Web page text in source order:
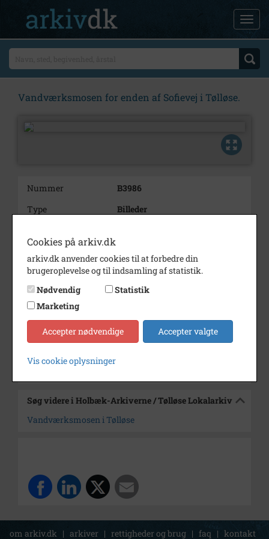
Vandværksmosen for enden af Sofievej i Tølløse.
Nummer
B3986
Type
Billeder
Periode
1965 - 1970
Dateringsnote
ca. 1968
Fotograf
Arkiv
Holbæk-Arkiverne / Tølløse
Lokalarkiv
Kontakt arkivet
Søg videre i Holbæk-Arkiverne / Tølløse Lokalarkiv
Vandværksmosen i Tølløse
om arkiv.dk | arkiver | rettigheder og brug | faq | kontakt
Cookies på arkiv.dk
arkiv.dk anvender cookies til at forbedre din
brugeroplevelse og til indsamling af statistik.
Nødvendig
Statistik
Marketing
Accepter nødvendige Accepter valgte
Vis cookie oplysninger